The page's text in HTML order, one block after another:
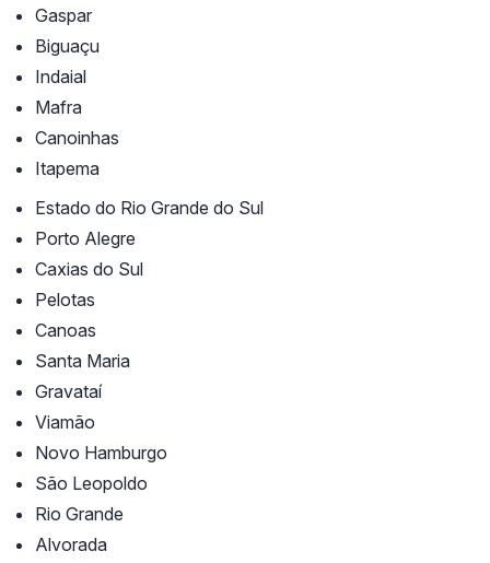
Gaspar
Biguaçu
Indaial
Mafra
Canoinhas
Itapema
Estado do Rio Grande do Sul
Porto Alegre
Caxias do Sul
Pelotas
Canoas
Santa Maria
Gravataí
Viamão
Novo Hamburgo
São Leopoldo
Rio Grande
Alvorada